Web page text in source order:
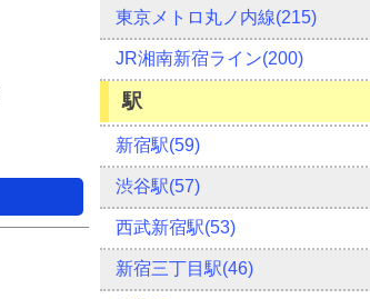
東京メトロ丸ノ内線(215)
JR湘南新宿ライン(200)
駅
新宿駅(59)
渋谷駅(57)
西武新宿駅(53)
新宿三丁目駅(46)